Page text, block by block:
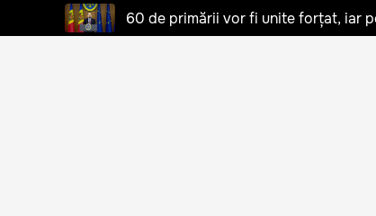
60 de primării vor fi unite forțat, iar